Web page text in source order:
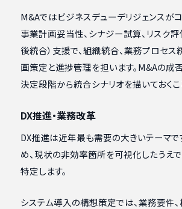
M&Aではビジネスデューデリジェンスが
事業計画妥当性、シナジー試算、リスク
後統合）支援で、組織統合、業務プロセ
画策定と進捗管理を担います。M&Aの成
決定段階から統合シナリオを描いておく
DX推進・業務改革
DX推進は近年最も需要の大きいテーマで
め、現状の非効率箇所を可視化したうえ
特定します。
システム導入の構想策定では、業務要件